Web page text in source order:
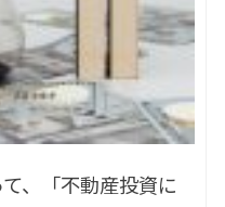
、「不動産投資に